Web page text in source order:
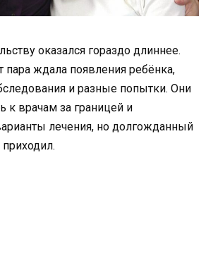
оказался гораздо длиннее.
пара ждала появления ребёнка,
и разные попытки. Они
к врачам за границей и
лечения, но долгожданный
приходил.